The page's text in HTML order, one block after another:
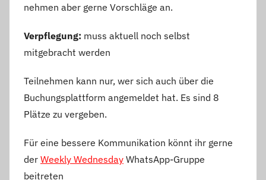
nehmen aber gerne Vorschläge an.
Verpflegung: muss aktuell noch selbst
mitgebracht werden
Teilnehmen kann nur, wer sich auch über die
Buchungsplattform angemeldet hat. Es sind 8
Plätze zu vergeben.
Für eine bessere Kommunikation könnt ihr gerne
der Weekly Wednesday WhatsApp-Gruppe
beitreten